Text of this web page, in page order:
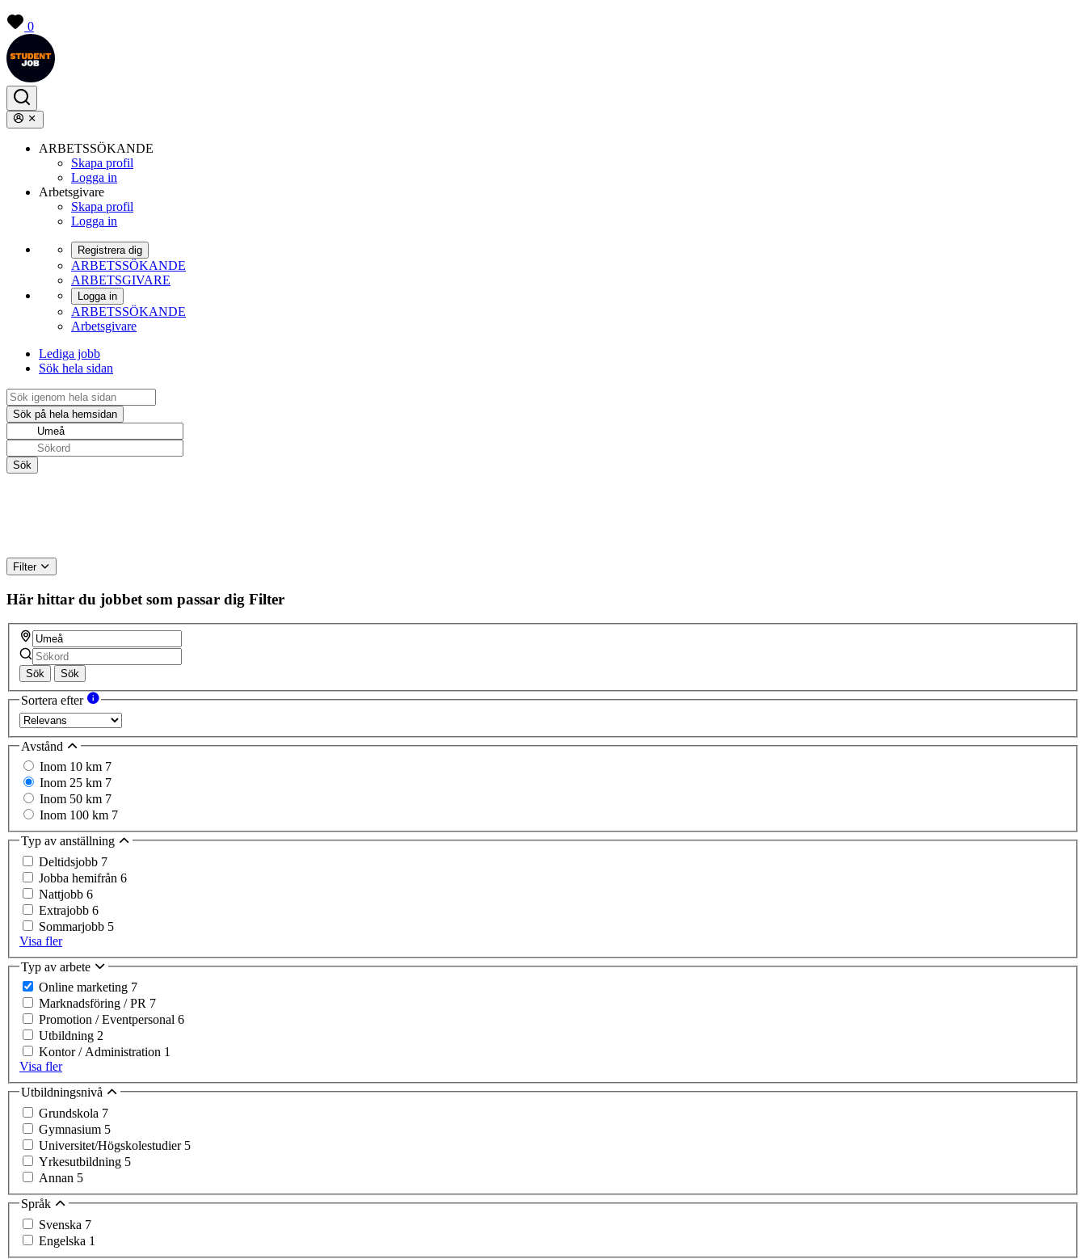
0
ARBETSSÖKANDE
Skapa profil
Logga in
Arbetsgivare
Skapa profil
Logga in
Registrera dig
ARBETSSÖKANDE
ARBETSGIVARE
Logga in
ARBETSSÖKANDE
Arbetsgivare
Lediga jobb
Sök hela sidan
Filter
Här hittar du jobbet som passar dig Filter
Sök Sök
Sortera efter
Avstånd
Inom 10 km 7
Inom 25 km 7
Inom 50 km 7
Inom 100 km 7
Typ av anställning
Deltidsjobb 7
Jobba hemifrån 6
Nattjobb 6
Extrajobb 6
Sommarjobb 5
Visa fler
Typ av arbete
Online marketing 7
Marknadsföring / PR 7
Promotion / Eventpersonal 6
Utbildning 2
Kontor / Administration 1
Visa fler
Utbildningsnivå
Grundskola 7
Gymnasium 5
Universitet/Högskolestudier 5
Yrkesutbildning 5
Annan 5
Språk
Svenska 7
Engelska 1